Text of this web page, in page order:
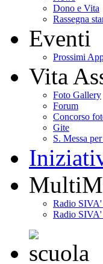
Dono e Vita
Rassegna
Eventi
Prossimi
Vita
Foto Gallery
Forum
Concorso
Gite
S. Messa
Radio
Radio SIVA'